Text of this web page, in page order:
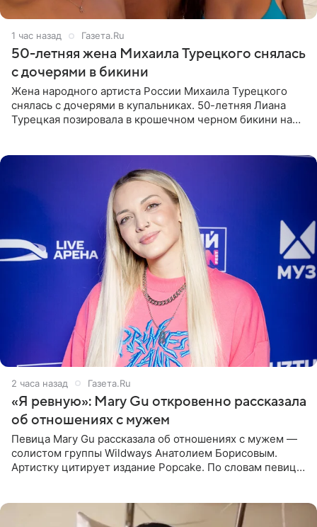
1 час назад Газета.Ru
50-летняя жена Михаила Турецкого снялась
с дочерями в бикини
Жена народного артиста России Михаила Турецкого
снялась с дочерями в купальниках. 50-летняя Лиана
Турецкая позировала в крошечном черном бикини на
2 часа назад Газета.Ru
«Я ревную»: Mary Gu откровенно рассказала
об отношениях с мужем
Певица Mary Gu рассказала об отношениях с мужем —
солистом группы Wildways Анатолием Борисовым.
Артистку цитирует издание Popcake. По словам певицы,